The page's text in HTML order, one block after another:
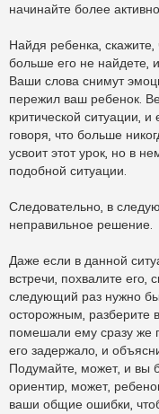
начинайте более
Найдя ребенка,
больше его не найдете,
Ваши слова снимут
пережил ваш ребенок.
критической ситуации, и
говоря, что больше
усвоит этот урок, но в
подобной ситуации.
Следовательно, в
неправильное решение.
Даже если в данной
встречи, похвалите его,
следующий раз нужно
осторожным, разберите
помешали ему сразу же
его задержало, и
Подумайте, может, и вы
ориентир, может,
ваши общие ошибки,